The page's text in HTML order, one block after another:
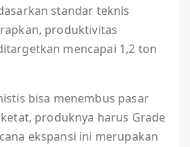
standar teknis
produktivitas
mencapai 1,2 ton
bisa menembus pasar
produknya harus Grade
ekspansi ini merupakan